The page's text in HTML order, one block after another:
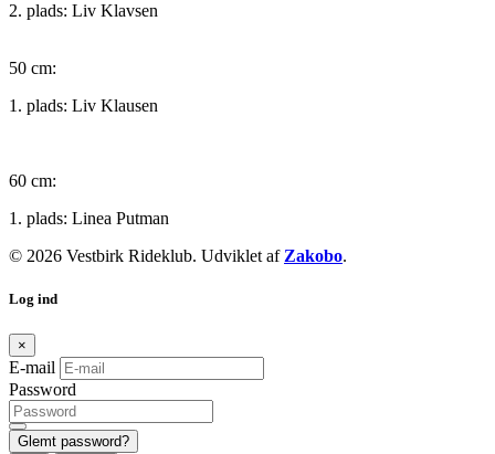
2. plads: Liv Klavsen
50 cm:
1. plads: Liv Klausen
60 cm:
1. plads: Linea Putman
© 2026 Vestbirk Rideklub. Udviklet af Zakobo.
Log ind
×
E-mail
Password
Glemt password?